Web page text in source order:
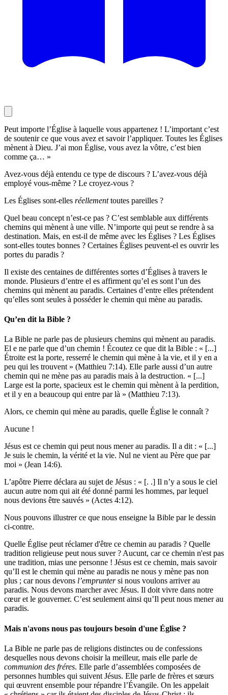
Peut importe l’Église à laquelle vous appartenez ! L’important c’est
de soutenir ce que vous avez et savoir l’appliquer. Toutes les Églises
mènent à Dieu. J’ai mon Église, vous avez la vôtre, c’est bien
comme ça… »
Avez-vous déjà entendu ce type de discours ? L’avez-vous déjà
employé vous-même ? Le croyez-vous ?
Les Églises sont-elles réellementtoutes pareilles ?
Quel beau concept n’est-ce pas ? C’est semblable aux différents
chemins qui mènent à une ville. N’importe qui peut se rendre à sa
destination. Mais, en est-il de même avec les Églises ? Les Églises
sont-elles toutes bonnes ? Certaines Églises peuvent-el es ouvrir les
portes du paradis ?
Il existe des centaines de différentes sortes d’Églises à travers le
monde. Plusieurs d’entre el es affirment qu’el es sont l’un des
chemins qui mènent au paradis. Certaines d’entre elles prétendent
qu’elles sont seules à posséder le chemin qui mène au paradis.
Qu’en dit la Bible ?
La Bible ne parle pas de plusieurs chemins qui mènent au paradis.
El e ne parle que d’un chemin ! Écoutez ce que dit la Bible : « [...]
Étroite est la porte, resserré le chemin qui mène à la vie, et il y en a
peu qui les trouvent » (Matthieu 7:14). Elle parle aussi d’un autre
chemin qui ne mène pas au paradis mais à la destruction. « [...]
Large est la porte, spacieux est le chemin qui mènent à la perdition,
et il y en a beaucoup qui entre par là » (Matthieu 7:13).
Alors, ce chemin qui mène au paradis, quelle Église le connaît ?
Aucune !
Jésus est ce chemin qui peut nous mener au paradis. Il a dit : « [...]
Je suis le chemin, la vérité et la vie. Nul ne vient au Père que par
moi » (Jean 14:6).
L’apôtre Pierre déclara au sujet de Jésus : « [. .] Il n’y a sous le ciel
aucun autre nom qui ait été donné parmi les hommes, par lequel
nous devions être sauvés » (Actes 4:12).
Nous pouvons illustrer ce que nous enseigne la Bible par le dessin
ci-contre.
Quelle Église peut réclamer d'être ce chemin au paradis ? Quelle
tradition religieuse peut nous suver ? Aucunt, car ce chemin n'est pas
une tradition, mias une personne ! Jésus est ce chemin, mais savoir
qu’Il est le chemin qui mène au paradis ne nous y mène pas non
plus ; car nous devons l’empruntersi nous voulons arriver au
paradis. Nous devons marcher avec Jésus. Il doit vivre dans notre
cœur et le gouverner. C’est seulement ainsi qu’Il peut nous mener au
paradis.
Mais n'avons nous pas toujours besoin d'une Église ?
La Bible ne parle pas de religions distinctes ou de confessions
desquelles nous devons choisir la meilleur, mais elle parle de
communion des fréres. Elle parle d’assemblées composées de
personnes humbles qui suivent Jésus. Elle parle de frères et sœurs
qui œuvrent ensemble pour répandre l’Évangile. On les appelait